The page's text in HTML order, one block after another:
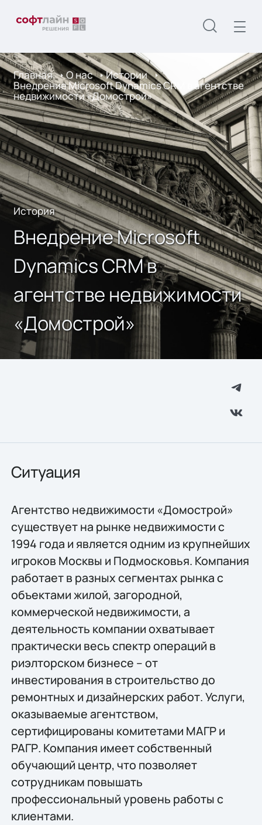
Главная О нас Истории
Внедрение Microsoft Dynamics CRM в агентстве
недвижимости «Домострой»
История
Внедрение Microsoft
Dynamics CRM в
агентстве недвижимости
«Домострой»
Ситуация
Агентство недвижимости «Домострой»
существует на рынке недвижимости с
1994 года и является одним из крупнейших
игроков Москвы и Подмосковья. Компания
работает в разных сегментах рынка с
объектами жилой, загородной,
коммерческой недвижимости, а
деятельность компании охватывает
практически весь спектр операций в
риэлторском бизнесе – от
инвестирования в строительство до
ремонтных и дизайнерских работ. Услуги,
оказываемые агентством,
сертифицированы комитетами МАГР и
РАГР. Компания имеет собственный
обучающий центр, что позволяет
сотрудникам повышать
профессиональный уровень работы с
клиентами.